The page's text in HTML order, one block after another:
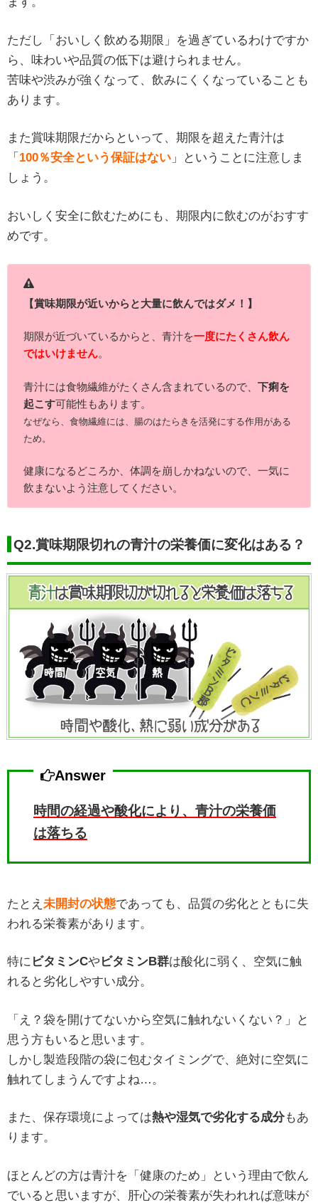
ただし「おいしく飲める期限」を過ぎているわけですか
ら、味わいや品質の低下は避けられません。
苦味や渋みが強くなって、飲みにくくなっていることも
あります。
また賞味期限だからといって、期限を超えた青汁は
「 100％安全という保証はない 」ということに注意しま
しょう。
おいしく安全に飲むためにも、期限内に飲むのがおすす
めです。
【賞味期限が近いからと大量に飲んではダメ！】
期限が近づいているからと、青汁を一度にたくさん飲ん
ではいけません。
青汁には食物繊維がたくさん含まれているので、下痢を
起こす可能性もあります。
なぜなら、食物繊維には、腸のはたらきを活発にする作用がある
ため。
健康になるどころか、体調を崩しかねないので、一気に
飲まないよう注意してください。
Q2.賞味期限切れの青汁の栄養価に変化はある？
Answer
時間の経過や酸化により、青汁の栄養価
は落ちる
たとえ 未開封の状態であっても、品質の劣化とともに失
われる栄養素があります。
特に ビタミンCや ビタミンB群は酸化に弱く、空気に触
れると劣化しやすい成分。
「え？袋を開けてないから空気に触れないくない？」と
思う方もいると思います。
しかし製造段階の袋に包むタイミングで、絶対に空気に
触れてしまうんですよね…。
また、保存環境によっては熱や湿気で劣化する成分もあ
ります。
ほとんどの方は青汁を「健康のため」という理由で飲ん
でいると思いますが、肝心の栄養素が失われれば意味が